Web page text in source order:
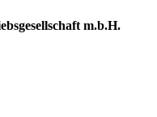
m.b.H.